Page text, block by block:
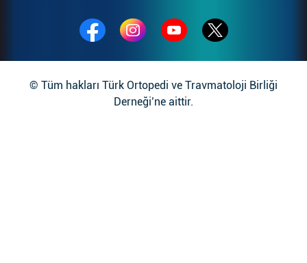
© Tüm hakları Türk Ortopedi ve Travmatoloji Birliği
Derneği’ne aittir.